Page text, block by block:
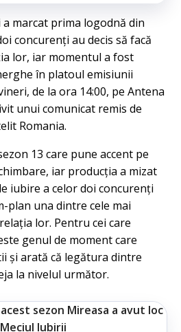
marcat prima logodnă din
concurenți au decis să facă
lor, iar momentul a fost
în platoul emisiunii
de la ora 14:00, pe Antena
unui comunicat remis de
Romania.
13 care pune accent pe
iar producția a mizat
iubire a celor doi concurenți
plan una dintre cele mai
lor. Pentru cei care
genul de moment care
și arată că legătura dintre
la nivelul următor.